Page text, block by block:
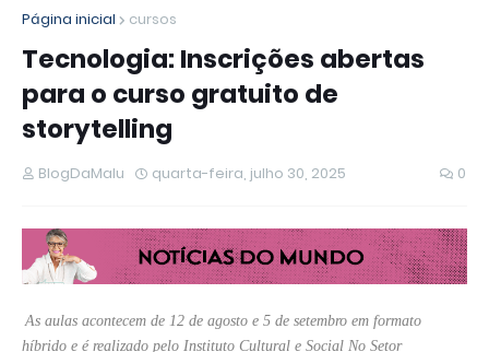
Página inicial cursos
Tecnologia: Inscrições abertas
para o curso gratuito de
storytelling
BlogDaMalu quarta-feira, julho 30, 2025 0
As aulas acontecem de 12 de agosto e 5 de setembro em formato
híbrido e é realizado pelo Instituto Cultural e Social No Setor